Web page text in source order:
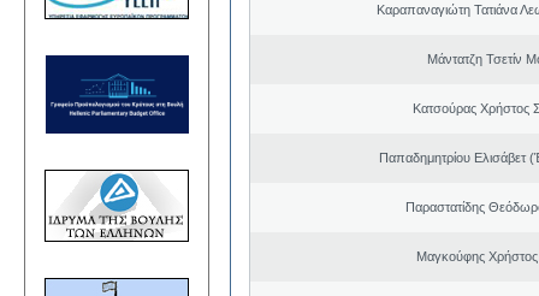
Καραπαναγιώτη Τατιάνα
Μάντατζη Τσετίν
Κατσούρας Χρήστος
Παπαδημητρίου Ελισάβετ
Παραστατίδης
Μαγκούφης Χρήστος